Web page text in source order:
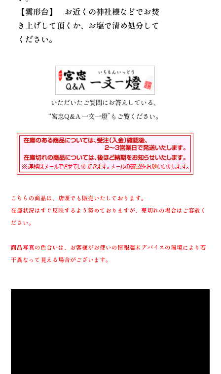
【雲形台】 お近くの神社様などでお焚
き上げして頂くか、お塩で清め処分して
ください。
いただいたご質問にお答えしている、
“宮忠Q&A 一文一燈”もご覧ください。
こちらの商品は、店頭でも販売いたしております。
在庫状況はすぐ反映するよう努めておりますが、売切れの場合はご容赦く
ださい。
商品写真の色合いは、お客様がお使いの情報端末デバイスの環境により若
干異なって見える場合がございます。